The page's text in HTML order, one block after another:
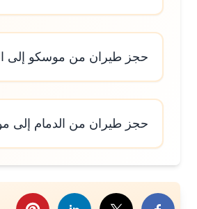
حجز طيران من موسكو إلى الدمام
حجز طيران من الدمام إلى موسكو
هذا الموضوع